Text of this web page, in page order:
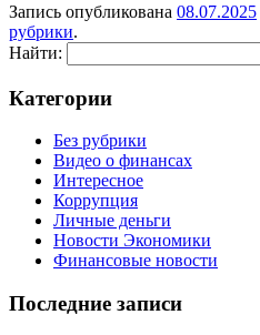
Запись опубликована 08.07.2025
рубрики.
Найти:
Категории
Без рубрики
Видео о финансах
Интересное
Коррупция
Личные деньги
Новости Экономики
Финансовые новости
Последние записи